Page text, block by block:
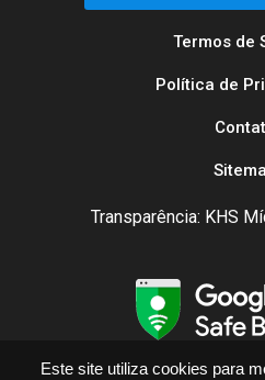
Este site utiliza cookies para
Termos de
Política de
Transparência: KHS